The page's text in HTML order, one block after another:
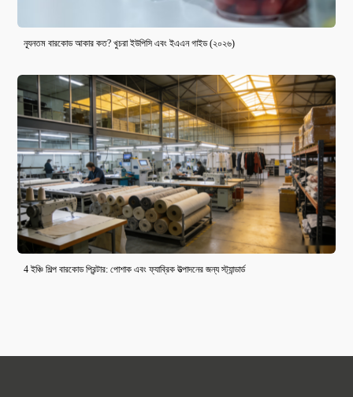
ন্যূনতম বারকোড আকার কত? খুচরা ইউপিসি এবং ইএএন গাইড (২০২৬)
4 ইঞ্চি শিল্প বারকোড প্রিন্টার: পোশাক এবং ফ্যাব্রিক উত্পাদনের জন্য স্ট্যান্ডার্ড